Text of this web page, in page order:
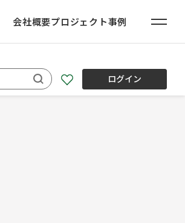
会社概要プロジェクト事例
ログイン